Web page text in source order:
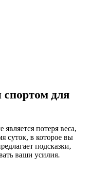
спортом для
потеря веса,
суток, в которое вы
подсказки,
ваши усилия.